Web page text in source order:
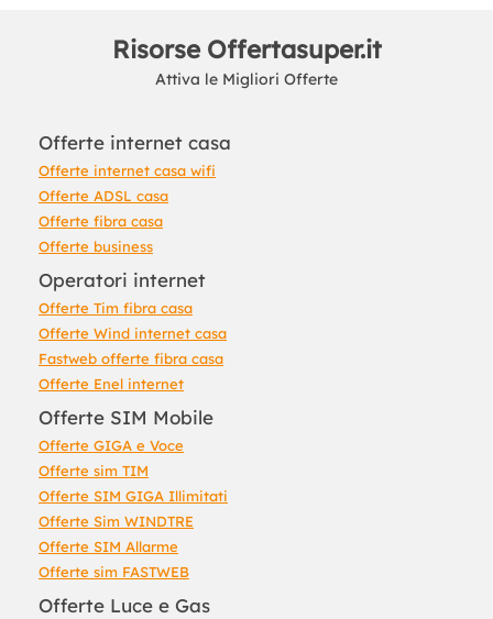
Risorse Offertasuper.it
Attiva le Migliori Offerte
Offerte internet casa
Offerte internet casa wifi
Offerte ADSL casa
Offerte fibra casa
Offerte business
Operatori internet
Offerte Tim fibra casa
Offerte Wind internet casa
Fastweb offerte fibra casa
Offerte Enel internet
Offerte SIM Mobile
Offerte GIGA e Voce
Offerte sim TIM
Offerte SIM GIGA Illimitati
Offerte Sim WINDTRE
Offerte SIM Allarme
Offerte sim FASTWEB
Offerte Luce e Gas